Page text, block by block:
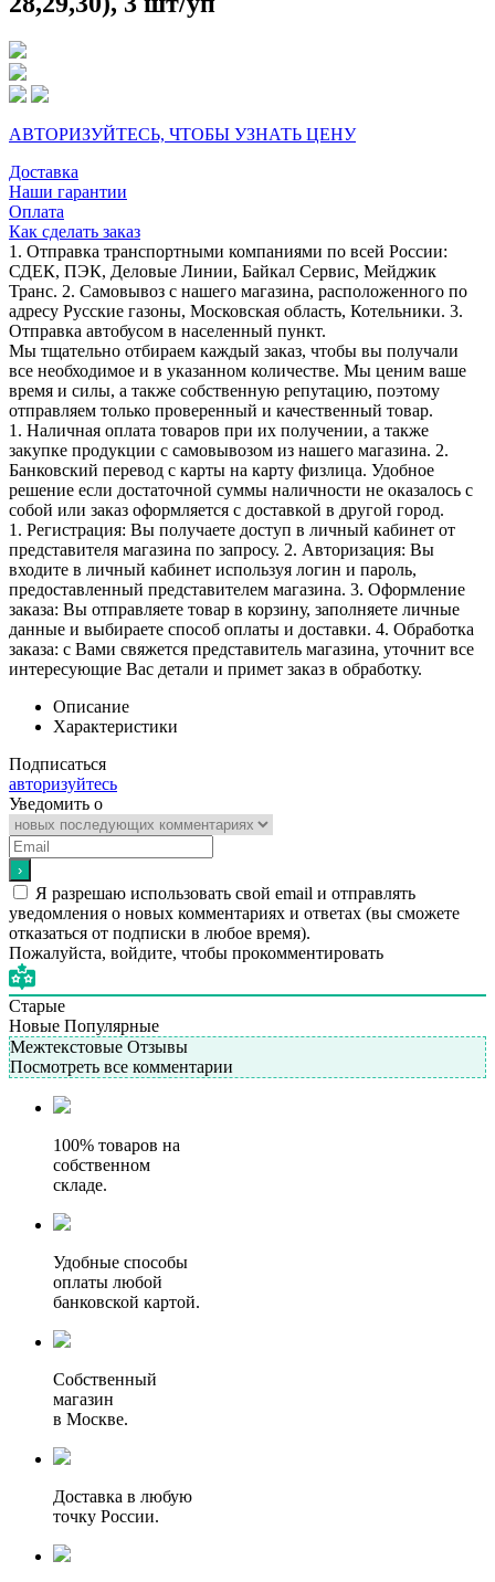
АВТОРИЗУЙТЕСЬ, ЧТОБЫ УЗНАТЬ ЦЕНУ
Доставка
Наши гарантии
Оплата
Как сделать заказ
1. Отправка транспортными компаниями по всей России:
СДЕК, ПЭК, Деловые Линии, Байкал Сервис, Мейджик
Транс. 2. Самовывоз с нашего магазина, расположенного по
адресу Русские газоны, Московская область, Котельники. 3.
Отправка автобусом в населенный пункт.
Мы тщательно отбираем каждый заказ, чтобы вы получали
все необходимое и в указанном количестве. Мы ценим ваше
время и силы, а также собственную репутацию, поэтому
отправляем только проверенный и качественный товар.
1. Наличная оплата товаров при их получении, а также
закупке продукции с самовывозом из нашего магазина. 2.
Банковский перевод с карты на карту физлица. Удобное
решение если достаточной суммы наличности не оказалось с
собой или заказ оформляется с доставкой в другой город.
1. Регистрация: Вы получаете доступ в личный кабинет от
представителя магазина по запросу. 2. Авторизация: Вы
входите в личный кабинет используя логин и пароль,
предоставленный представителем магазина. 3. Оформление
заказа: Вы отправляете товар в корзину, заполняете личные
данные и выбираете способ оплаты и доставки. 4. Обработка
заказа: с Вами свяжется представитель магазина, уточнит все
интересующие Вас детали и примет заказ в обработку.
Описание
Характеристики
Подписаться
авторизуйтесь
Уведомить о
Я разрешаю использовать свой email и отправлять
уведомления о новых комментариях и ответах (вы cможете
отказаться от подписки в любое время).
Пожалуйста, войдите, чтобы прокомментировать
Старые
Новые Популярные
Межтекстовые Отзывы
Посмотреть все комментарии
100% товаров на
собственном
складе.
Удобные способы
оплаты любой
банковской картой.
Собственный
магазин
в Москве.
Доставка в любую
точку России.